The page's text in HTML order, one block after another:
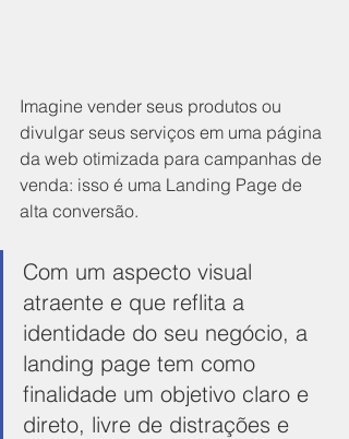
Imagine vender seus produtos ou
divulgar seus serviços em uma página
da web otimizada para campanhas de
venda: isso é uma Landing Page de
alta conversão.
Com um aspecto visual
atraente e que reflita a
identidade do seu negócio, a
landing page tem como
finalidade um objetivo claro e
direto, livre de distrações e